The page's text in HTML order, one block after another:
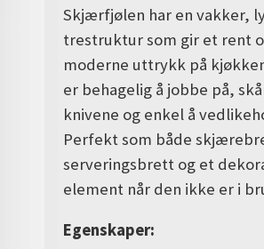
Skjærfjølen har en vakker,
trestruktur som gir et rent
moderne uttrykk på
er behagelig å jobbe på,
knivene og enkel å
Perfekt som både
serveringsbrett og et
element når den ikke er i
Egenskaper: